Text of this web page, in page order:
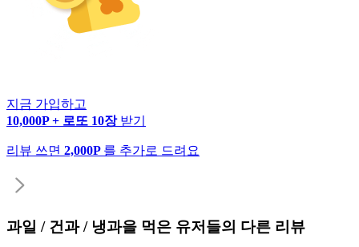
지금 가입하고
10,000P + 로또 10장 받기
리뷰 쓰면 2,000P 를 추가로 드려요
과일 / 건과 / 냉과을 먹은 유저들의 다른 리뷰